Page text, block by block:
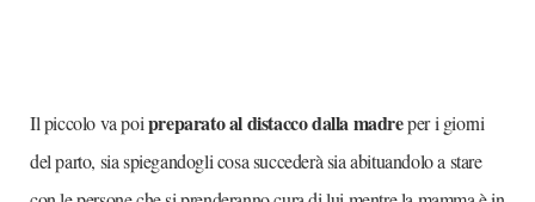
Il piccolo va poipreparato al distacco dalla madreper i giorni
del parto, sia spiegandogli cosa succederà sia abituandolo a stare